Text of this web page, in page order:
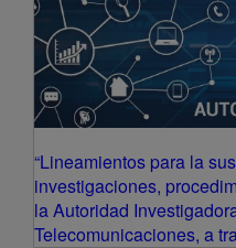
“Lineamientos para la
investigaciones,
la Autoridad
Telecomunicaciones, a